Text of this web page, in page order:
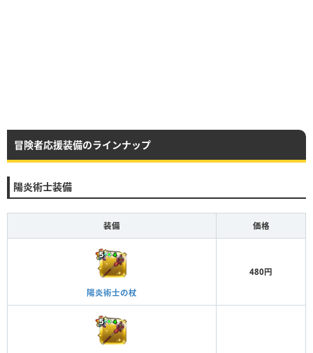
冒険者応援装備のラインナップ
陽炎術士装備
装備 価格
陽炎術士の杖
480円